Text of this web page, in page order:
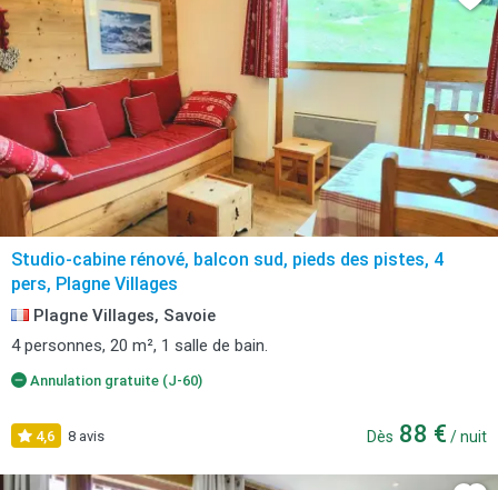
Studio-cabine rénové, balcon sud, pieds des pistes, 4
pers, Plagne Villages
Plagne Villages, Savoie
4 personnes, 20 m², 1 salle de bain.
Annulation gratuite (J-60)
4,6 8 avis Dès 88 € / nuit